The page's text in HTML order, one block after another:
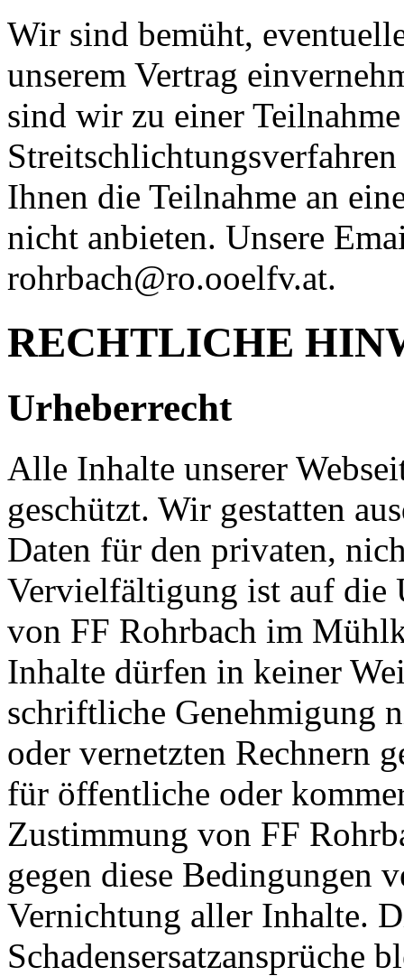
Wir sind bemüht,
unserem Vertrag
sind wir zu einer
Ihnen die Teilnahme an
nicht anbieten. Unsere
rohrbach@ro.ooelfv.at.
RECHTLICHE
Urheberrecht
Alle Inhalte unserer
geschützt. Wir gestatten
Daten für den privaten,
Vervielfältigung ist auf die
von FF Rohrbach im
Inhalte dürfen in keiner
schriftliche Genehmigung
oder vernetzten Rechnern
für öffentliche oder
Zustimmung von FF
gegen diese Bedingungen
Vernichtung aller Inhalte.
Schadensersatzansprüche